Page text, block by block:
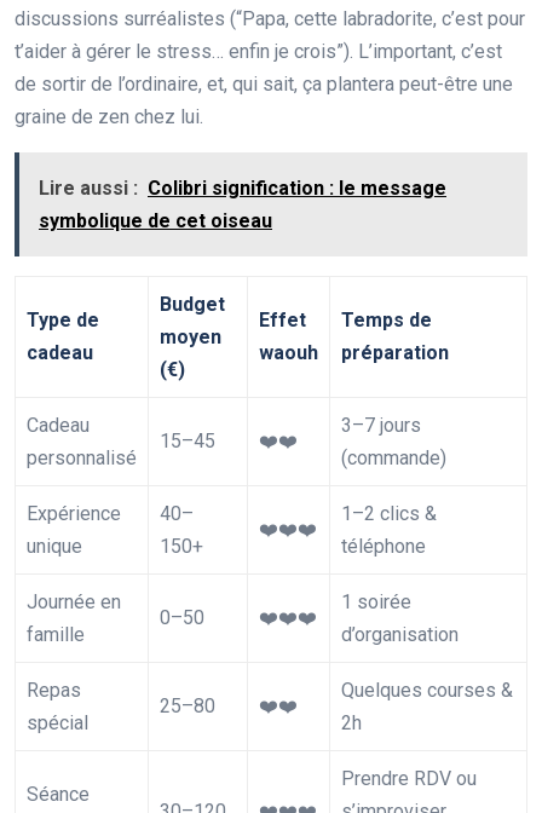
discussions surréalistes (“Papa, cette labradorite, c’est pour
t’aider à gérer le stress… enfin je crois”). L’important, c’est
de sortir de l’ordinaire, et, qui sait, ça plantera peut-être une
graine de zen chez lui.
Lire aussi : Colibri signification : le message
symbolique de cet oiseau
Type de
cadeau
Budget
moyen
(€)
Effet
waouh
Temps de
préparation
Cadeau
personnalisé
15–45 ❤️❤️
3–7 jours
(commande)
Expérience
unique
40–
150+
❤️❤️❤️
1–2 clics &
téléphone
Journée en
famille
0–50 ❤️❤️❤️
1 soirée
d’organisation
Repas
spécial
25–80 ❤️❤️
Quelques courses &
2h
Séance
Prendre RDV ou